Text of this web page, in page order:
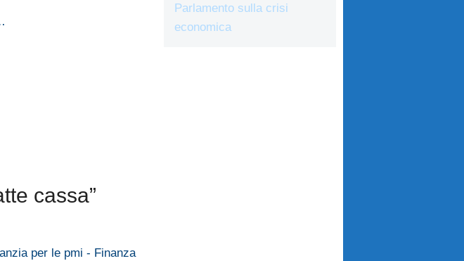
cassa”
per le pmi - Finanza
Parlamento sulla crisi
economica